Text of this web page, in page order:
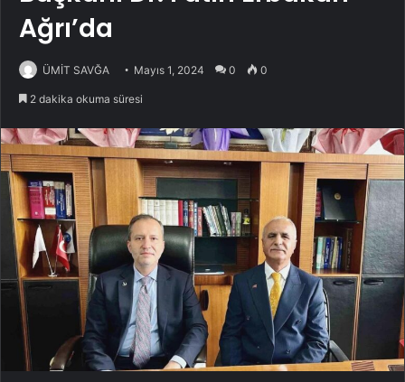
Ağrı’da
ÜMİT SAVĞA Mayıs 1, 2024 0 0
2 dakika okuma süresi